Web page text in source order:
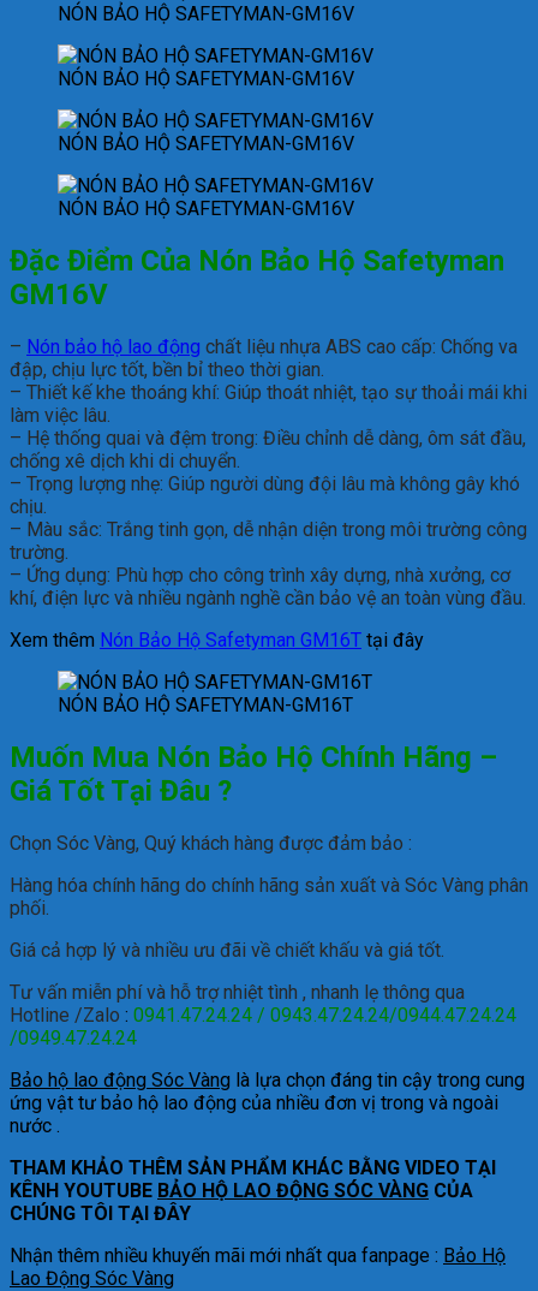
NÓN BẢO HỘ SAFETYMAN-GM16V
NÓN BẢO HỘ SAFETYMAN-GM16V
NÓN BẢO HỘ SAFETYMAN-GM16V
NÓN BẢO HỘ SAFETYMAN-GM16V
Đặc Điểm Của Nón Bảo Hộ Safetyman
GM16V
– Nón bảo hộ lao động chất liệu nhựa ABS cao cấp: Chống va
đập, chịu lực tốt, bền bỉ theo thời gian.
– Thiết kế khe thoáng khí: Giúp thoát nhiệt, tạo sự thoải mái khi
làm việc lâu.
– Hệ thống quai và đệm trong: Điều chỉnh dễ dàng, ôm sát đầu,
chống xê dịch khi di chuyển.
– Trọng lượng nhẹ: Giúp người dùng đội lâu mà không gây khó
chịu.
– Màu sắc: Trắng tinh gọn, dễ nhận diện trong môi trường công
trường.
– Ứng dụng: Phù hợp cho công trình xây dựng, nhà xưởng, cơ
khí, điện lực và nhiều ngành nghề cần bảo vệ an toàn vùng đầu.
Xem thêm Nón Bảo Hộ Safetyman GM16T tại đây
NÓN BẢO HỘ SAFETYMAN-GM16T
Muốn Mua Nón Bảo Hộ Chính Hãng –
Giá Tốt Tại Đâu ?
Chọn Sóc Vàng, Quý khách hàng được đảm bảo :
Hàng hóa chính hãng do chính hãng sản xuất và Sóc Vàng phân
phối.
Giá cả hợp lý và nhiều ưu đãi về chiết khấu và giá tốt.
Tư vấn miễn phí và hỗ trợ nhiệt tình , nhanh lẹ thông qua
Hotline /Zalo : 0941.47.24.24 / 0943.47.24.24/0944.47.24.24
/0949.47.24.24
Bảo hộ lao động Sóc Vàng là lựa chọn đáng tin cậy trong cung
ứng vật tư bảo hộ lao động của nhiều đơn vị trong và ngoài
nước .
THAM KHẢO THÊM SẢN PHẨM KHÁC BẰNG VIDEO TẠI
KÊNH YOUTUBE BẢO HỘ LAO ĐỘNG SÓC VÀNG CỦA
CHÚNG TÔI TẠI ĐÂY
Nhận thêm nhiều khuyến mãi mới nhất qua fanpage : Bảo Hộ
Lao Động Sóc Vàng